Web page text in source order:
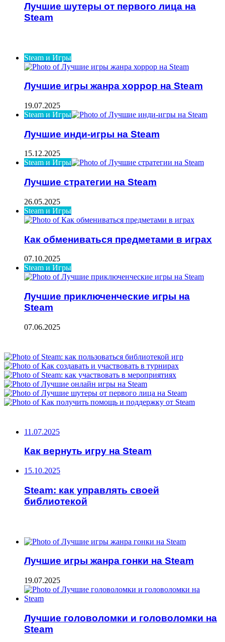
Лучшие шутеры от первого лица на
Steam
Steam и Игры
Лучшие игры жанра хоррор на Steam
19.07.2025
Steam и Игры
Лучшие инди-игры на Steam
15.12.2025
Steam и Игры
Лучшие стратегии на Steam
26.05.2025
Steam и Игры
Как обмениваться предметами в играх
07.10.2025
Steam и Игры
Лучшие приключенческие игры на
Steam
07.06.2025
11.07.2025
Как вернуть игру на Steam
15.10.2025
Steam: как управлять своей
библиотекой
Лучшие игры жанра гонки на Steam
19.07.2025
Лучшие головоломки и головоломки на
Steam